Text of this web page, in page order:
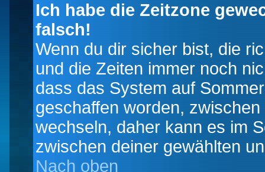
Ich habe die Zeitzone
falsch!
Wenn du dir sicher bist, die
und die Zeiten immer noch
dass das System auf
geschaffen worden,
wechseln, daher kann es im
zwischen deiner gewählten
Nach oben